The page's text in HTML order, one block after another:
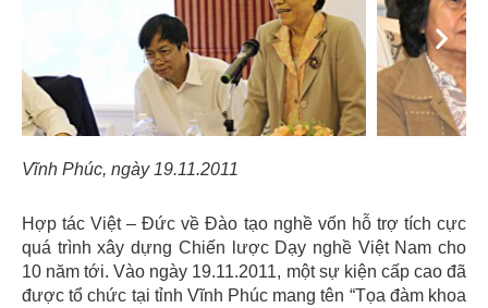
Previous Next
Vĩnh Phúc, ngày 19.11.2011
Hợp tác Việt – Đức về Đào tạo nghề vốn hỗ trợ tích cực
quá trình xây dựng Chiến lược Dạy nghề Việt Nam cho
10 năm tới. Vào ngày 19.11.2011, một sự kiện cấp cao đã
được tổ chức tại tỉnh Vĩnh Phúc mang tên “Tọa đàm khoa